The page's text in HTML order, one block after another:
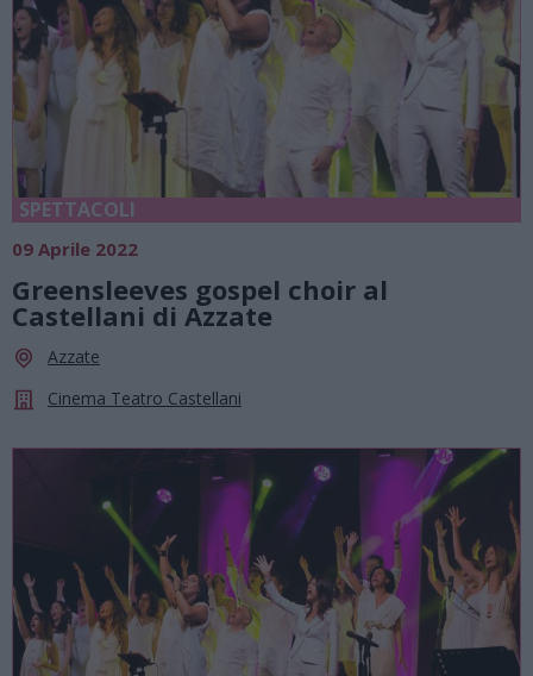
SPETTACOLI
09 Aprile 2022
Greensleeves gospel choir al
Castellani di Azzate
Azzate
Cinema Teatro Castellani